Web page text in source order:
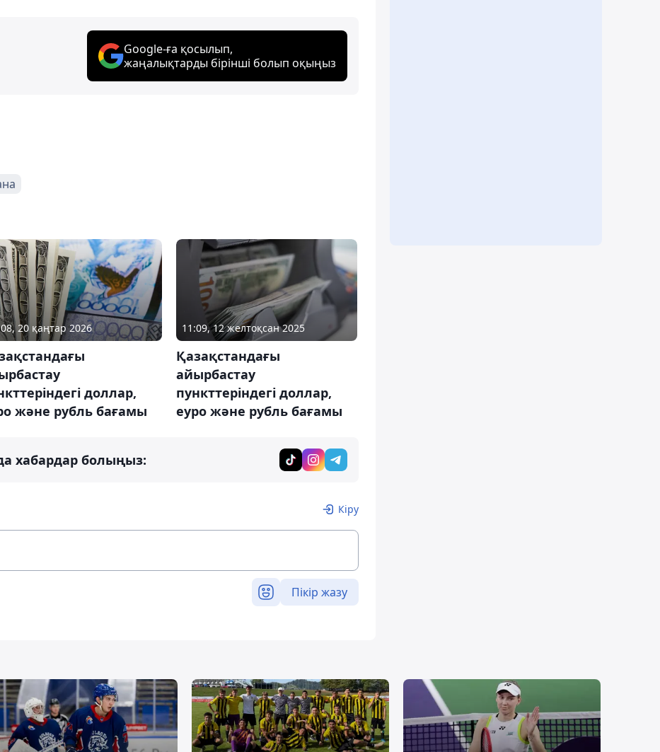
Google-ға қосылып,
жаңалықтарды бірінші болып оқыңыз
20 қаңтар 2026
доллар,
және рубль бағамы
11:09, 12 желтоқсан 2025
Қазақстандағы
айырбастау
пункттеріндегі доллар,
еуро және рубль бағамы
хабардар болыңыз:
Кіру
Пікір жазу